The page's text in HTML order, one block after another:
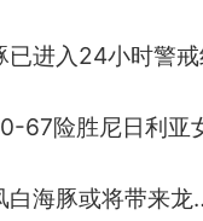
已进入24小时警
上海：台